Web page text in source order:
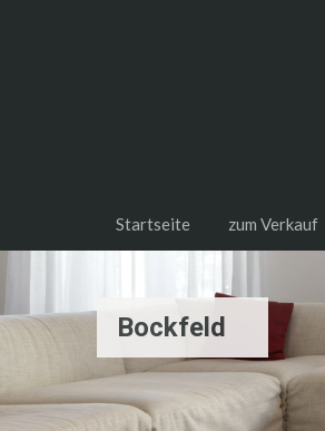
Startseite zum Verkauf
Bockfeld